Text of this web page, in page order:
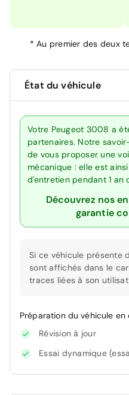
*Au premier des deux
État du véhicule
Votre Peugeot 3008 a
partenaires. Notre
de vous proposer une
mécanique : elle est
d'entretien pendant 1 an
Découvrez nos
garantie
Si ce véhicule présente
sont affichés dans le
traces liées à son
Préparation du véhicule
Révision à jour
Essai dynamique